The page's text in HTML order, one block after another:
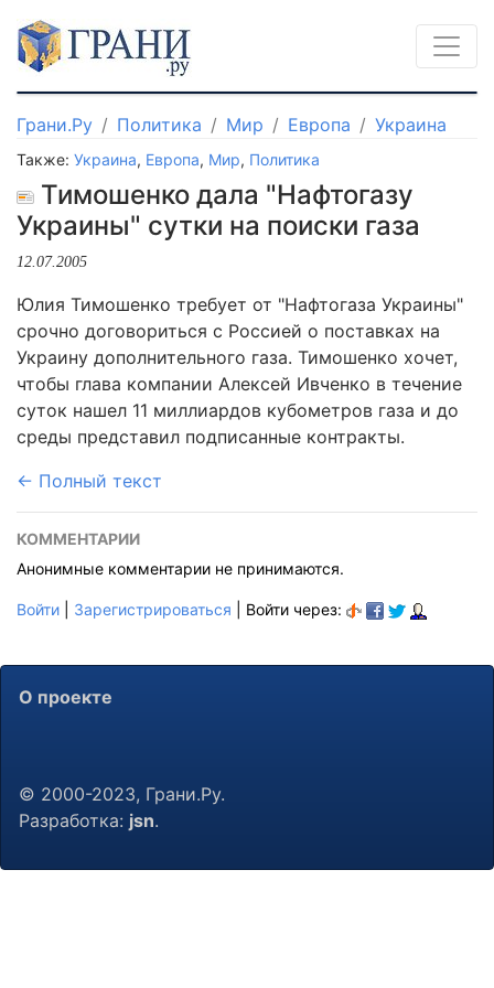
Грани.Ру Политика Мир Европа Украина
Также: Украина, Европа, Мир, Политика
Тимошенко дала "Нафтогазу
Украины" сутки на поиски газа
12.07.2005
Юлия Тимошенко требует от "Нафтогаза Украины"
срочно договориться с Россией о поставках на
Украину дополнительного газа. Тимошенко хочет,
чтобы глава компании Алексей Ивченко в течение
суток нашел 11 миллиардов кубометров газа и до
среды представил подписанные контракты.
← Полный текст
КОММЕНТАРИИ
Анонимные комментарии не принимаются.
Войти Зарегистрироваться | Войти через:
О проекте
© 2000-2023, Грани.Ру.
Разработка: jsn.